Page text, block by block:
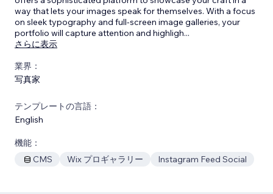
way that lets your images speak for themselves. With a focus
on sleek typography and full-screen image galleries, your
portfolio will capture attention and highligh...
さらに表示
業界：
写真家
テンプレートの言語：
English
機能：
CMS
Wix プロギャラリー Instagram Feed Social